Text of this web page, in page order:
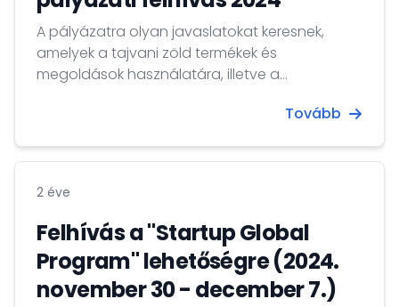
A pályázatra olyan javaslatokat keresnek,
amelyek a tajvani zöld termékek és
megoldások használatára, illetve a
összpontosítanak a környezeti és gazdasági
Részletekért kattintson a TOVÁBB gombra!
Tovább
2 éve
Felhívás a "Startup Global
Program" lehetőségre (2024.
november 30 - december 7.)